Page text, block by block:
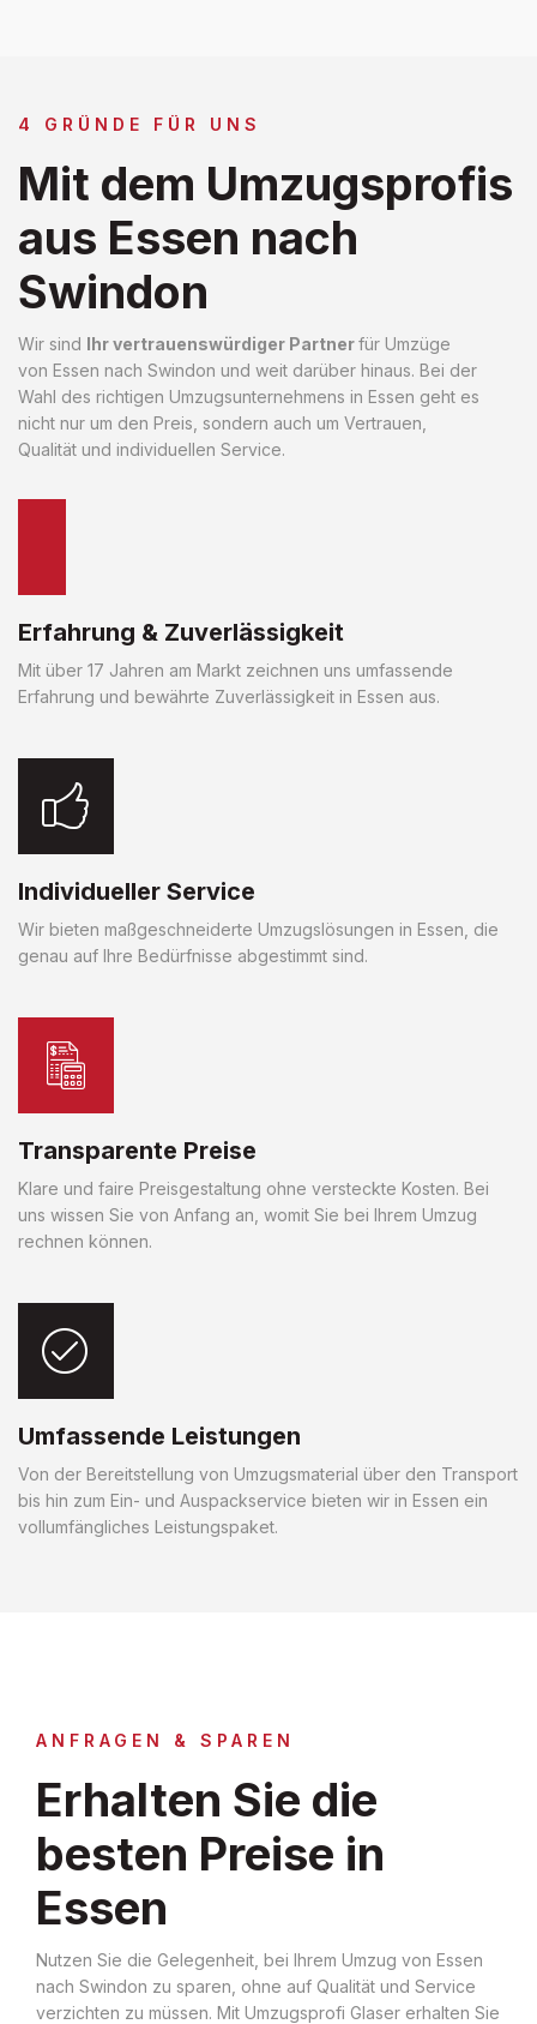
4 GRÜNDE FÜR UNS
Mit dem Umzugsprofis
aus Essen nach
Swindon
Wir sind Ihr vertrauenswürdiger Partnerfür Umzüge
von Essen nach Swindon und weit darüber hinaus. Bei der
Wahl des richtigen Umzugsunternehmens in Essen geht es
nicht nur um den Preis, sondern auch um Vertrauen,
Qualität und individuellen Service.
Erfahrung & Zuverlässigkeit
Mit über 17 Jahren am Markt zeichnen uns umfassende
Erfahrung und bewährte Zuverlässigkeit in Essen aus.
Individueller Service
Wir bieten maßgeschneiderte Umzugslösungen in Essen, die
genau auf Ihre Bedürfnisse abgestimmt sind.
Transparente Preise
Klare und faire Preisgestaltung ohne versteckte Kosten. Bei
uns wissen Sie von Anfang an, womit Sie bei Ihrem Umzug
rechnen können.
Umfassende Leistungen
Von der Bereitstellung von Umzugsmaterial über den Transport
bis hin zum Ein- und Auspackservice bieten wir in Essen ein
vollumfängliches Leistungspaket.
ANFRAGEN & SPAREN
Erhalten Sie die
besten Preise in
Essen
Nutzen Sie die Gelegenheit, bei Ihrem Umzug von Essen
nach Swindon zu sparen, ohne auf Qualität und Service
verzichten zu müssen. Mit Umzugsprofi Glaser erhalten Sie